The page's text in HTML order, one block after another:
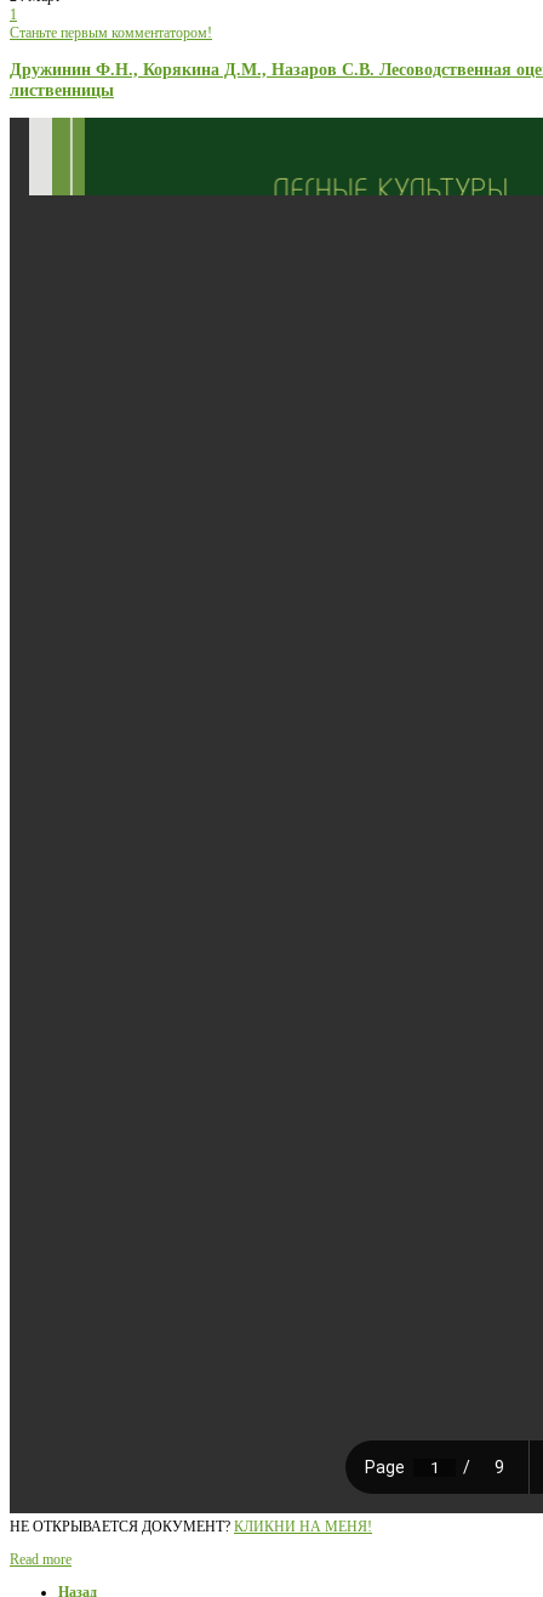
1
Станьте первым комментатором!
Дружинин Ф.Н., Корякина Д.М., Назаров С.В. Лесоводственная
лиственницы
НЕ ОТКРЫВАЕТСЯ ДОКУМЕНТ? КЛИКНИ НА МЕНЯ!
Read more
Назад